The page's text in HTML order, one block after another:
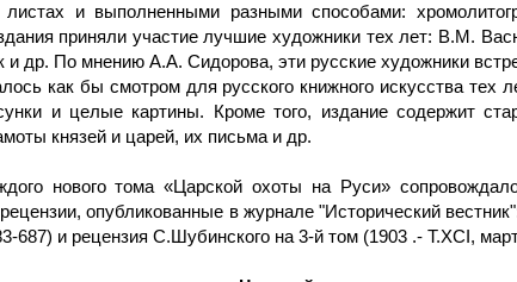
и выполненными разными способами:
приняли участие лучшие художники тех лет: В.М.
др. По мнению А.А. Сидорова, эти русские художники
как бы смотром для русского книжного искусства
и целые картины. Кроме того, издание содержит
князей и царей, их письма и др.
нового тома «Царской охоты на Руси»
опубликованные в журнале "Исторический
687) и рецензия С.Шубинского на 3-й том (1903 .- Т.ХСI,